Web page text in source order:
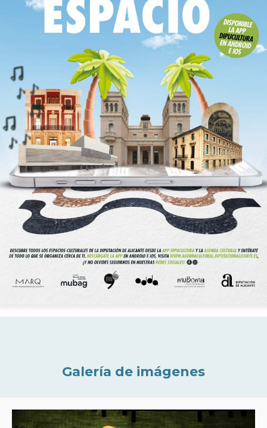
Galería de imágenes